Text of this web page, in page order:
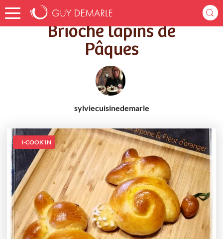
Accueil Recettes Brioche lapins de Pâques
Brioche lapins de
Pâques
sylviecuisinedemarle
I-COOK'IN